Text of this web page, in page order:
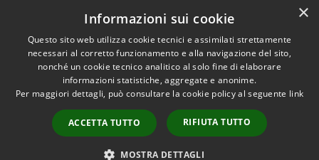
Whistleblowing
Accessibilità
Copyright © 2026 • Comune di
Abbiategrasso • Powered by
Municipium•
Accesso
redazione
×
Informazioni sui cookie
Questo sito web utilizza cookie tecnici e assimilati strettamente
necessari al corretto funzionamento e alla navigazione del sito,
nonché un cookie tecnico analitico al solo fine di elaborare
informazioni statistiche, aggregate e anonime.
Per maggiori dettagli, può consultare la cookie policy al seguente link
ACCETTA TUTTO RIFIUTA TUTTO
MOSTRA DETTAGLI